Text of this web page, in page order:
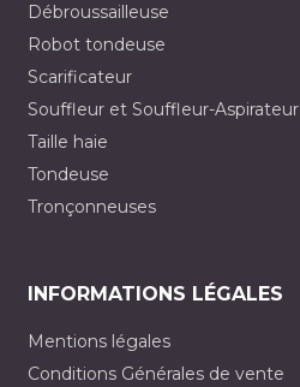
Débroussailleuse
Robot tondeuse
Scarificateur
Souffleur et Souffleur-Aspirateur
Taille haie
Tondeuse
Tronçonneuses
INFORMATIONS LÉGALES
Mentions légales
Conditions Générales de vente